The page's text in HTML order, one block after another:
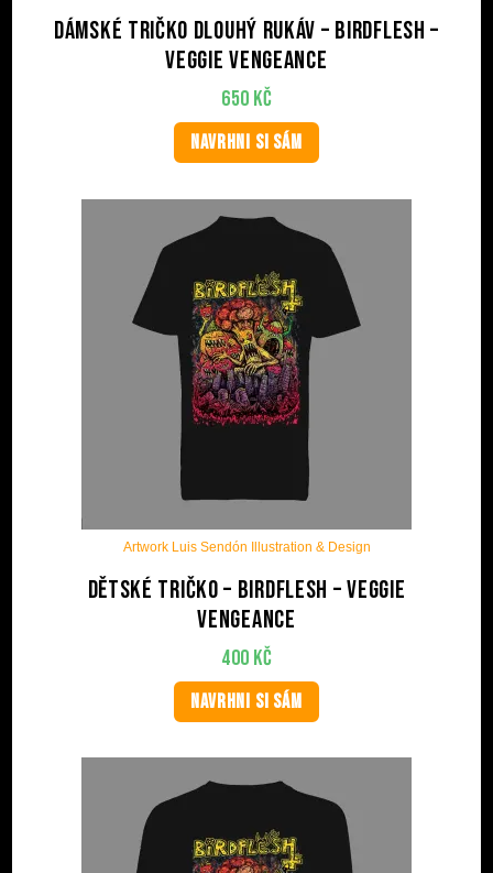
Dámské tričko dlouhý rukáv – BIRDFLESH –
Veggie Vengeance
650 Kč
NAVRHNI SI SÁM
Artwork Luis Sendón Illustration & Design
Dětské tričko – BIRDFLESH – Veggie
Vengeance
400 Kč
NAVRHNI SI SÁM